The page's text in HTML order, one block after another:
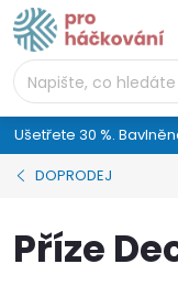
Přejít
na
obsah
Ušetřete 30 %.
DOPRODEJ
Příze
AI
Jsme e-
vás
připravené k